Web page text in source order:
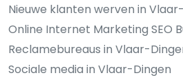
Nieuwe klanten werven in
Online Internet Marketing SEO
Reclamebureaus in Vlaar-
Sociale media in Vlaar-Dingen